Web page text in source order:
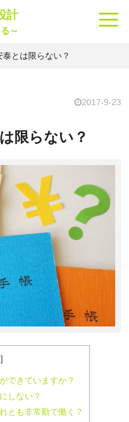
計
～
老後 将来
泰とは限らない？
2017-9-23
限らない？
]
できていますか？
しない？
とも非常勤で働く？